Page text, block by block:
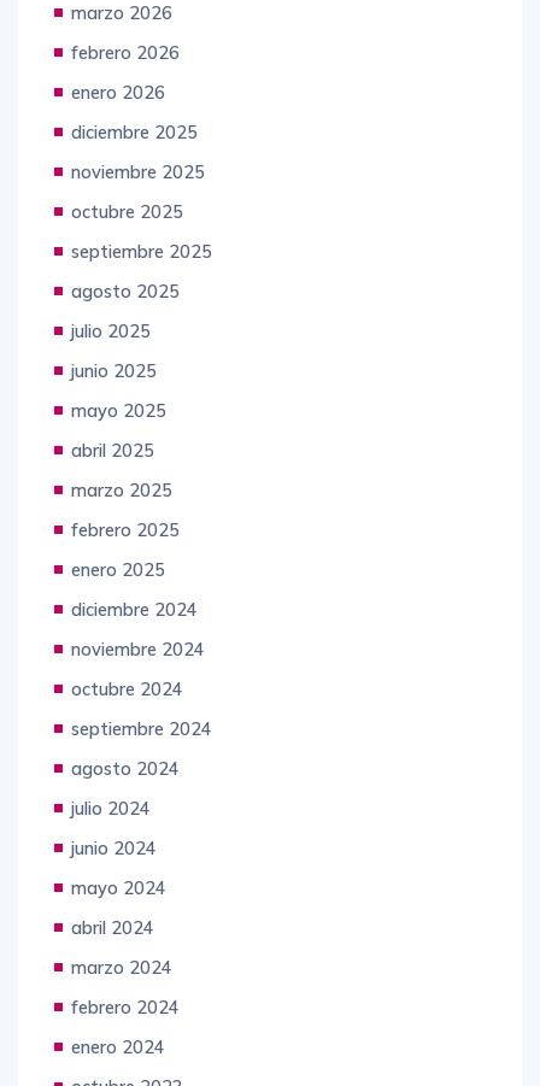
marzo 2026
febrero 2026
enero 2026
diciembre 2025
noviembre 2025
octubre 2025
septiembre 2025
agosto 2025
julio 2025
junio 2025
mayo 2025
abril 2025
marzo 2025
febrero 2025
enero 2025
diciembre 2024
noviembre 2024
octubre 2024
septiembre 2024
agosto 2024
julio 2024
junio 2024
mayo 2024
abril 2024
marzo 2024
febrero 2024
enero 2024